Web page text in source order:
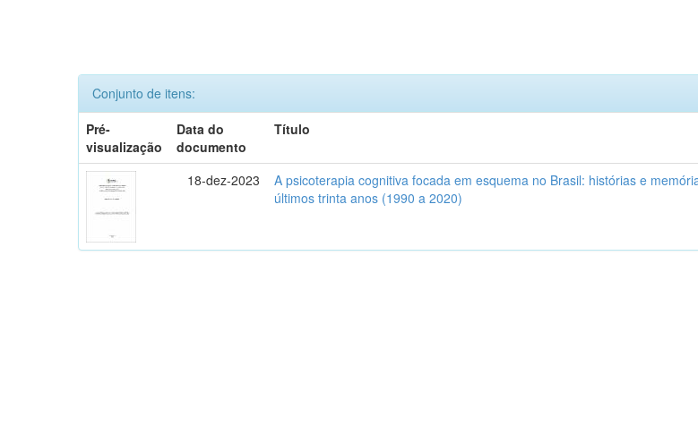
Conjunto de itens:
Pré-
visualização
Data do
documento
Título
18-dez-2023
A psicoterapia cognitiva focada em esquema no Brasil: histórias e
últimos trinta anos (1990 a 2020)